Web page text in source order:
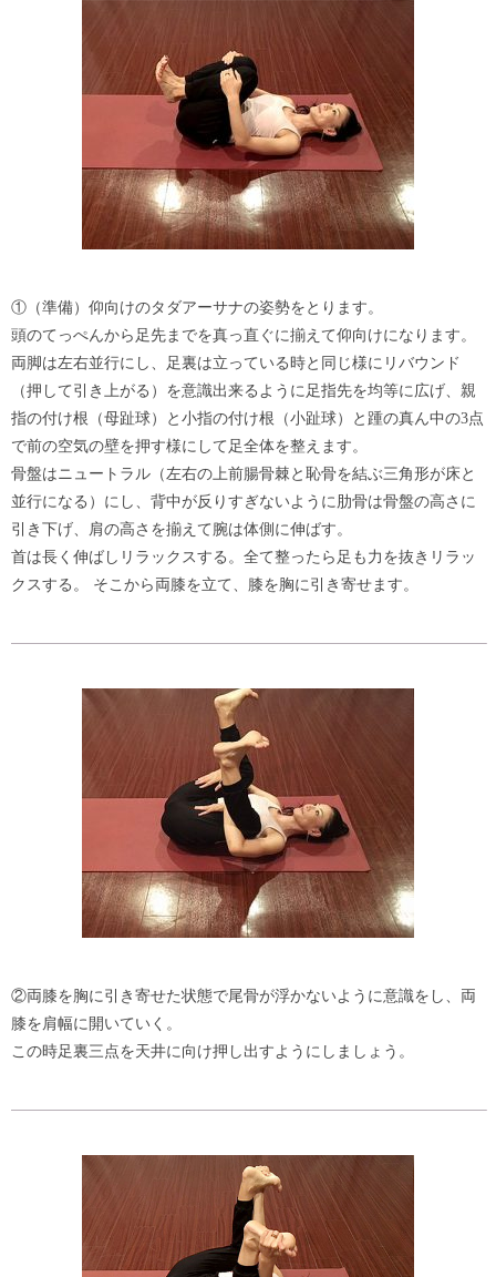
①（準備）仰向けのタダアーサナの姿勢をとります。
頭のてっぺんから足先までを真っ直ぐに揃えて仰向けになります。
両脚は左右並行にし、足裏は立っている時と同じ様にリバウンド
（押して引き上がる）を意識出来るように足指先を均等に広げ、親
指の付け根（母趾球）と小指の付け根（小趾球）と踵の真ん中の3点
で前の空気の壁を押す様にして足全体を整えます。
骨盤はニュートラル（左右の上前腸骨棘と恥骨を結ぶ三角形が床と
並行になる）にし、背中が反りすぎないように肋骨は骨盤の高さに
引き下げ、肩の高さを揃えて腕は体側に伸ばす。
首は長く伸ばしリラックスする。全て整ったら足も力を抜きリラッ
クスする。 そこから両膝を立て、膝を胸に引き寄せます。
②両膝を胸に引き寄せた状態で尾骨が浮かないように意識をし、両
膝を肩幅に開いていく。
この時足裏三点を天井に向け押し出すようにしましょう。